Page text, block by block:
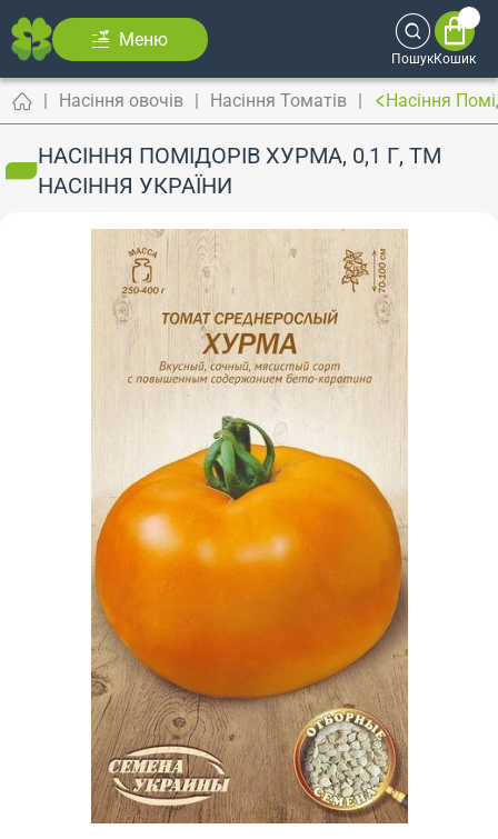
Меню
ПошукКошик
Насіння овочів Насіння Томатів Насіння
НАСІННЯ ПОМІДОРІВ ХУРМА, 0,1 Г, ТМ
НАСІННЯ УКРАЇНИ